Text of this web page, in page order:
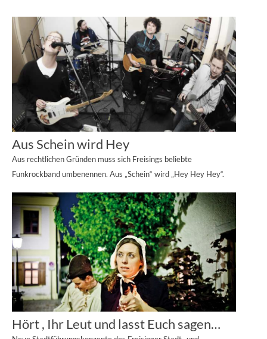
Aus Schein wird Hey
Aus rechtlichen Gründen muss sich Freisings beliebte
Funkrockband umbenennen. Aus „Schein“ wird „Hey Hey Hey“.
Hört , Ihr Leut und lasst Euch sagen…